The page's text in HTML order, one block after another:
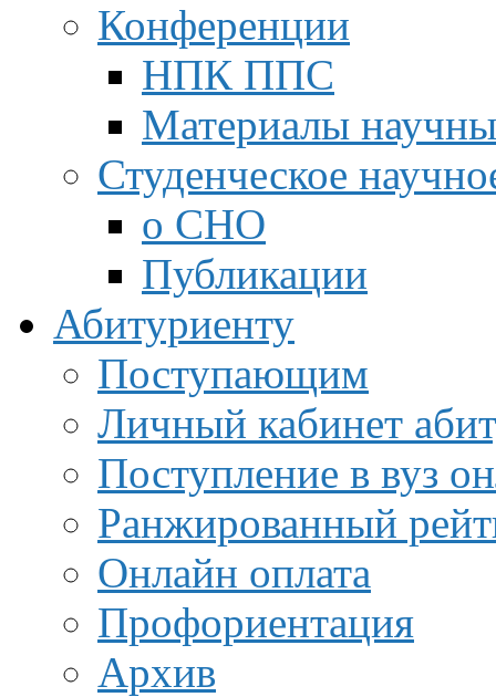
Конференции
НПК ППС
Материалы
Студенческое
о СНО
Публикации
Абитуриенту
Поступающим
Личный кабинет
Поступление в вуз
Ранжированный
Онлайн оплата
Профориентация
Архив